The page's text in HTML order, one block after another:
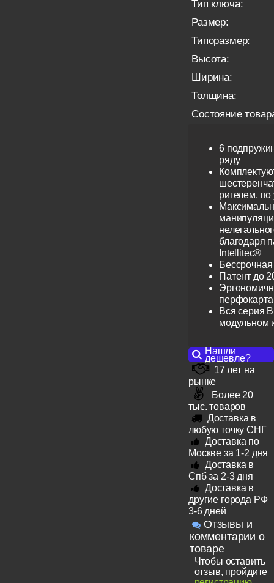
Тип ключа:
Размер:
Типоразмер:
Высота:
Ширина:
Толщина:
Состояние
6
ряду
ригелем,
благодаря
Intellitec®
Патент до
перфокарта
Вся серия
модульном
Нашли
дешевле?
17 лет на
рынке
Более 20
тыс. товаров
Доставка в
любую точку СНГ
Доставка по
Москве за 1-2 дня
Доставка в
Спб за 2-3 дня
Доставка в
другие города РФ
3-6 дней
Отзывы и
комментарии о
товаре
Чтобы оставить
отзыв, пройдите